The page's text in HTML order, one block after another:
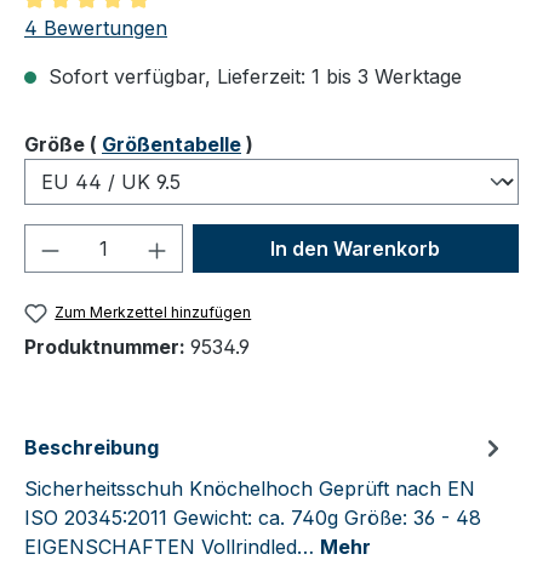
Durchschnittliche Bewertung von 5 von 5 Sternen
4 Bewertungen
Sofort verfügbar, Lieferzeit: 1 bis 3 Werktage
Größeauswählen
( Größentabelle )
Produkt Anzahl: Gib denIn den Warenkorb
Zum Merkzettel hinzufügen
Produktnummer: 9534.9
Beschreibung
Sicherheitsschuh Knöchelhoch Geprüft nach EN
ISO 20345:2011 Gewicht: ca. 740g Größe: 36 - 48
EIGENSCHAFTEN Vollrindled… Mehr